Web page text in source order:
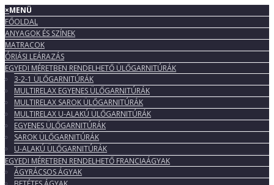
×MENÜ
FŐOLDAL
ANYAGOK ÉS SZÍNEK
MATRACOK
ÓRIÁSI LEÁRAZÁS
EGYEDI MÉRETBEN RENDELHETŐ ÜLŐGARNITÚRÁK
3-2-1 ÜLŐGARNITÚRÁK
MULTIRELAX EGYENES ÜLŐGARNITÚRÁK
MULTIRELAX SAROK ÜLŐGARNITÚRÁK
MULTIRELAX U-ALAKÚ ÜLŐGARNITÚRÁK
EGYENES ÜLŐGARNITÚRÁK
SAROK ÜLŐGARNITÚRÁK
U-ALAKÚ ÜLŐGARNITÚRÁK
EGYEDI MÉRETBEN RENDELHETŐ FRANCIAÁGYAK
ÁGYRÁCSOS ÁGYAK